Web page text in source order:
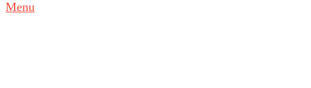
Menu